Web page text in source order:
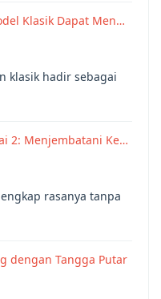
Klasik Dapat Men…
klasik hadir sebagai
2: Menjembatani Ke…
rasanya tanpa
dengan Tangga Putar